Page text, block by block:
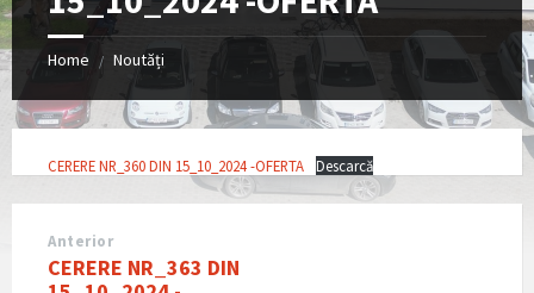
Home / Noutăți
CERERE NR_360 DIN 15_10_2024 -OFERTA Descarcă
Anterior
CERERE NR_363 DIN